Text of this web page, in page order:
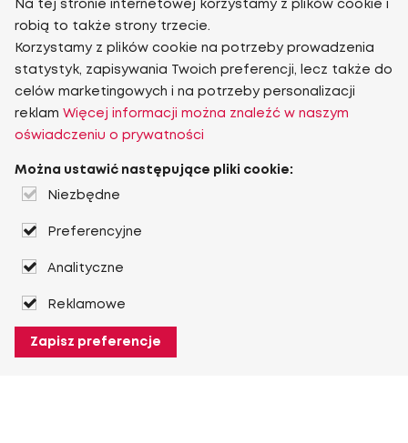
Na tej stronie internetowej korzystamy z plików cookie i
robią to także strony trzecie.
Korzystamy z plików cookie na potrzeby prowadzenia
statystyk, zapisywania Twoich preferencji, lecz także do
celów marketingowych i na potrzeby personalizacji
reklam Więcej informacji można znaleźć w naszym
oświadczeniu o prywatności
Można ustawić następujące pliki cookie:
Niezbędne
Preferencyjne
Analityczne
Reklamowe
Zapisz preferencje